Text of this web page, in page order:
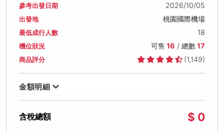
參考出發日期 2026/10/05
出發地 桃園國際機場
最低成行人數 18
機位狀況 可售 16 / 總數17
商品評分 (1,149)
金額明細
含稅總額 $ 0